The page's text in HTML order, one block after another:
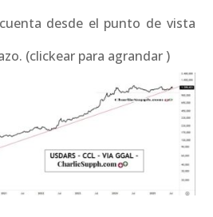
desde el punto de vista
(clickear para agrandar )